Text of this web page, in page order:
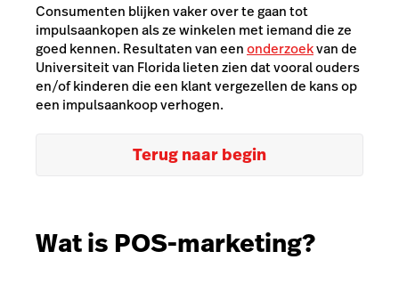
Consumenten blijken vaker over te gaan tot
impulsaankopen als ze winkelen met iemand die ze
goed kennen. Resultaten van eenonderzoekvan de
Universiteit van Florida lieten zien dat vooral ouders
en/of kinderen die een klant vergezellen de kans op
een impulsaankoop verhogen.
Terug naar begin
Wat is POS-marketing?